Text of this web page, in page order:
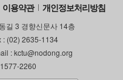
이용약관 개인정보처리방침
길 3 경향신문사 14층
: (02) 2635-1134
: kctu@nodong.org
2260